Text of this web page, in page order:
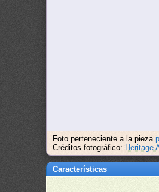
Foto perteneciente a la pieza
Créditos fotográfico: Heritage
Características